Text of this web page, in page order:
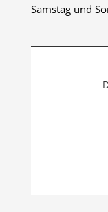
Samstag und